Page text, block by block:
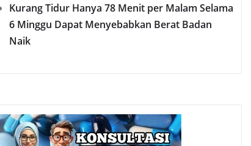
Kurang Tidur Hanya 78 Menit per Malam Selama
6 Minggu Dapat Menyebabkan Berat Badan
Naik